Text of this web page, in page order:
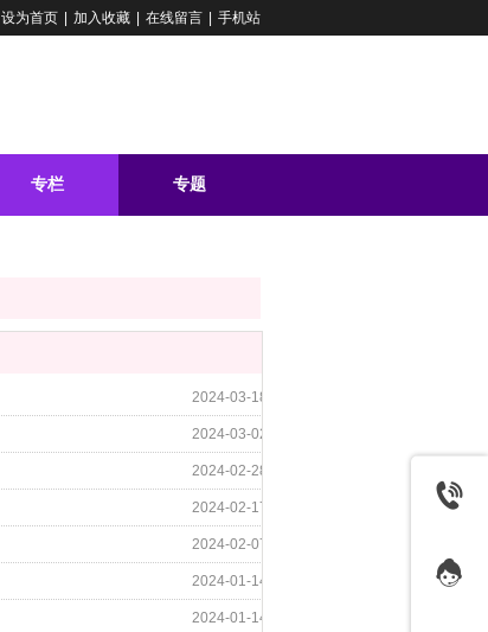
设为首页 加入收藏 在线留言 手机站
专栏 专题
2024-03-18
2024-03-02
2024-02-28
2024-02-17
2024-02-07
2024-01-14
2024-01-14